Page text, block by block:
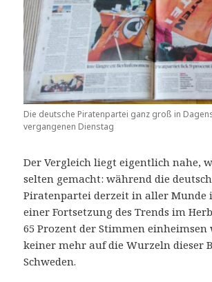
Die deutsche Piratenpartei ganz groß in
vergangenen Dienstag
Der Vergleich liegt eigentlich nahe,
selten gemacht: während die
Piratenpartei derzeit in aller Munde
einer Fortsetzung des Trends im
65 Prozent der Stimmen einheimsen
keiner mehr auf die Wurzeln dieser
Schweden.